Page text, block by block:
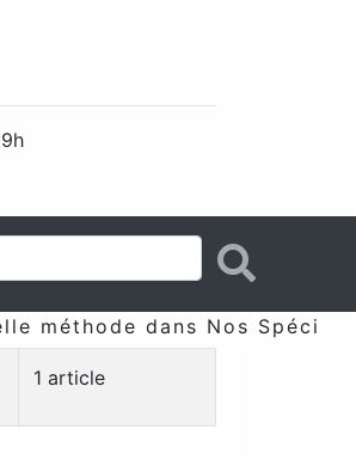
méthode dans Nos
1 article